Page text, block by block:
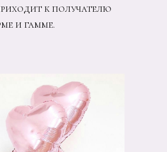
к получателю
и гамме.